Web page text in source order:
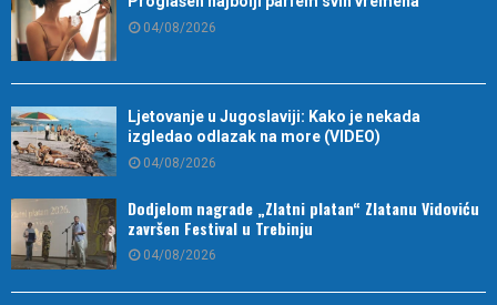
04/08/2026
Ljetovanje u Jugoslaviji: Kako je nekada
izgledao odlazak na more (VIDEO)
04/08/2026
Dodjelom nagrade „Zlatni platan“ Zlatanu Vidoviću
završen Festival u Trebinju
04/08/2026